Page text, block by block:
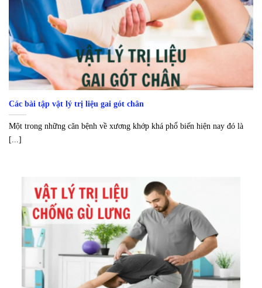
Các bài tập vật lý trị liệu gai gót chân
Một trong những căn bệnh về xương khớp khá phổ biến hiện nay đó là
[...]